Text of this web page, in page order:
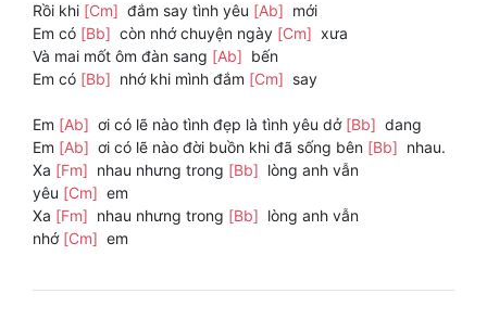
Rồi khi [Cm] đắm say tình yêu [Ab] mới
Em có [Bb] còn nhớ chuyện ngày [Cm] xưa
Và mai mốt ôm đàn sang [Ab] bến
Em có [Bb] nhớ khi mình đắm [Cm] say
Em [Ab] ơi có lẽ nào tình đẹp là tình yêu dở [Bb] dang
Em [Ab] ơi có lẽ nào đời buồn khi đã sống bên [Bb] nhau.
Xa [Fm] nhau nhưng trong [Bb] lòng anh vẫn
yêu [Cm] em
Xa [Fm] nhau nhưng trong [Bb] lòng anh vẫn
nhớ [Cm] em